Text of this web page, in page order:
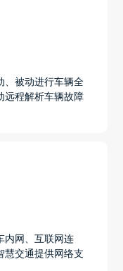
、被动进行车辆全
远程解析车辆故障
内网、互联网连
慧交通提供网络支